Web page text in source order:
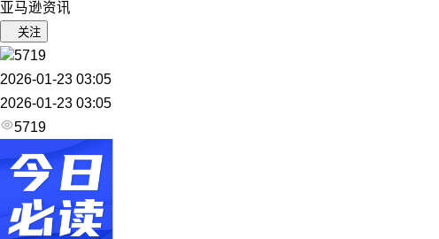
亚马逊资讯
关注
5719
2026-01-23 03:05
2026-01-23 03:05
5719